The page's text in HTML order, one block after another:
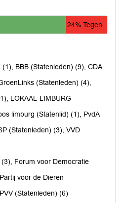
24% Tegen
BBB (Statenleden) (9), CDA
(Statenleden) (4),
LOKAAL-LIMBURG
limburg (Statenlid) (1), PvdA
(Statenleden) (3), VVD
Forum voor Democratie
voor de Dieren
(Statenleden) (6)